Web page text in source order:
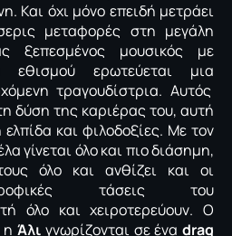
Και όχι μόνο επειδή μετράει
μεταφορές στη μεγάλη
ξεπεσμένος μουσικός με
εθισμού ερωτεύεται μια
τραγουδίστρια. Αυτός
δύση της καριέρας του, αυτή
ελπίδα και φιλοδοξίες. Με τον
γίνεται όλο και πιο διάσημη,
όλο και ανθίζει και οι
τάσεις του
όλο και χειροτερεύουν. Ο
ηΆλι γνωρίζονται σε έναdrag